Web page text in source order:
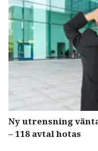
Ny utrensning
– 118 avtal hotas